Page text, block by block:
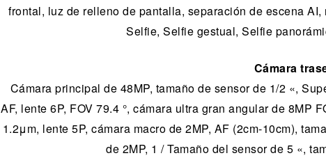
frontal, luz de relleno de pantalla, separación de escena
Selfie, Selfie gestual, Selfie
Cámara
Cámara principal de 48MP, tamaño de sensor de 1/2 «,
AF, lente 6P, FOV 79.4 °, cámara ultra gran angular de 8MP
1.2μm, lente 5P, cámara macro de 2MP, AF (2cm-10cm),
de 2MP, 1 / Tamaño del sensor de 5 «,